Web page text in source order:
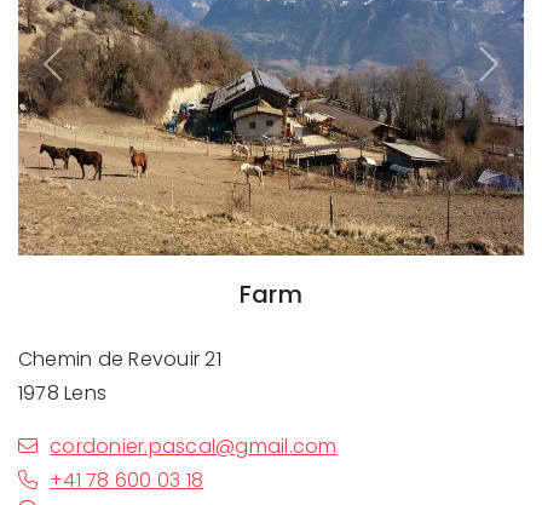
Previous Next
Farm
Chemin de Revouir 21
1978 Lens
cordonier.pascal@gmail.com
+41 78 600 03 18